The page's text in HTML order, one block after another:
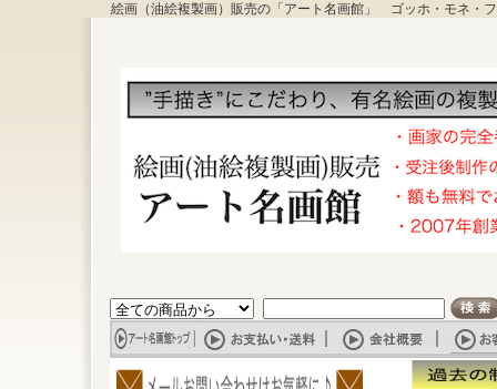
絵画（油絵複製画）販売の「アート名画館」 ゴッホ・モネ・